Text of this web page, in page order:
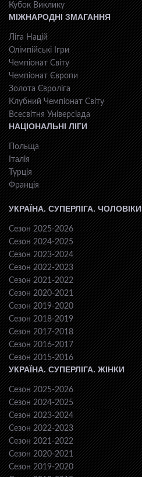
Кубок Виклику
МІЖНАРОДНІ ЗМАГАННЯ
Ліга Націй
Олімпійські Ігри
Чемпіонат Світу
Чемпіонат Європи
Золота Євроліга
Клубний Чемпіонат Світу
Всесвiтня Унiверсiaда
НАЦІОНАЛЬНІ ЛІГИ
Польща
Італія
Турція
Франція
УКРАЇНА. СУПЕРЛІГА. ЧОЛОВІКИ
Сезон 2025-2026
Сезон 2024-2025
Сезон 2023-2024
Сезон 2022-2023
Сезон 2021-2022
Сезон 2020-2021
Сезон 2019-2020
Сезон 2018-2019
Сезон 2017-2018
Сезон 2016-2017
Сезон 2015-2016
УКРАЇНА. СУПЕРЛІГА. ЖІНКИ
Сезон 2025-2026
Сезон 2024-2025
Сезон 2023-2024
Сезон 2022-2023
Сезон 2021-2022
Сезон 2020-2021
Сезон 2019-2020